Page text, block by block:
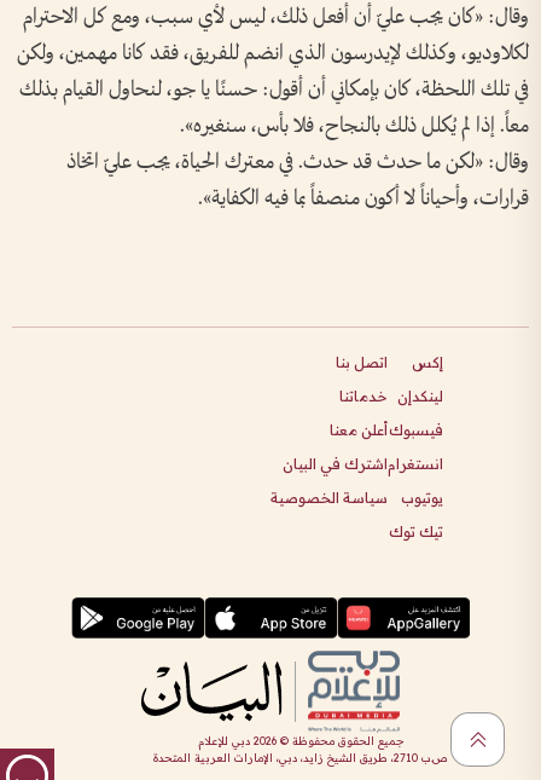
وقال: «كان يجب عليّ أن أفعل ذلك، ليس لأي سبب، ومع كل الاحترام
لكلاوديو، وكذلك لإيدرسون الذي انضم للفريق، فقد كانا مهمين، ولكن
في تلك اللحظة، كان بإمكاني أن أقول: حسنًا يا جو، لنحاول القيام بذلك
معاً. إذا لم يُكلل ذلك بالنجاح، فلا بأس، سنغيره».
وقال: «لكن ما حدث قد حدث. في معترك الحياة، يجب عليّ اتخاذ
قرارات، وأحياناً لا أكون منصفاً بما فيه الكفاية».
إكس
لينكدإن
فيسبوك
انستغرام
يوتيوب
تيك توك
اتصل بنا
خدماتنا
أعلن معنا
اشترك في البيان
سياسة الخصوصية
جميع الحقوق محفوظة ©2026 دبي للإعلام
ص.ب 2710، طريق الشيخ زايد، دبي، الإمارات العربية المتحدة